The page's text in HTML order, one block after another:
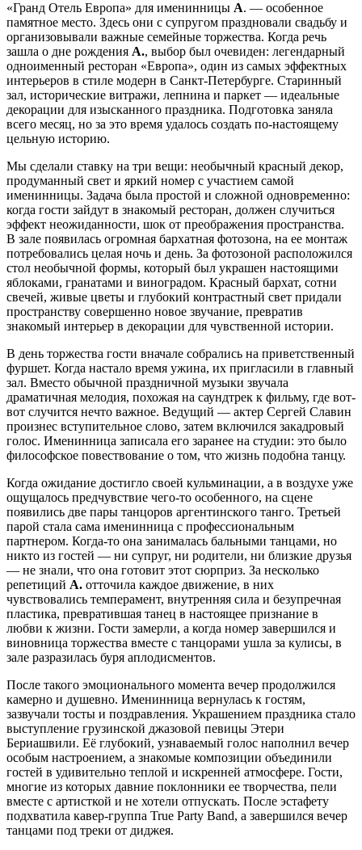
«Гранд Отель Европа» для именинницы А. — особенное
памятное место. Здесь они с супругом праздновали свадьбу и
организовывали важные семейные торжества. Когда речь
зашла о дне рождения А., выбор был очевиден: легендарный
одноименный ресторан «Европа», один из самых эффектных
интерьеров в стиле модерн в Санкт-Петербурге. Старинный
зал, исторические витражи, лепнина и паркет — идеальные
декорации для изысканного праздника. Подготовка заняла
всего месяц, но за это время удалось создать по-настоящему
цельную историю.
Мы сделали ставку на три вещи: необычный красный декор,
продуманный свет и яркий номер с участием самой
именинницы. Задача была простой и сложной одновременно:
когда гости зайдут в знакомый ресторан, должен случиться
эффект неожиданности, шок от преображения пространства.
В зале появилась огромная бархатная фотозона, на ее монтаж
потребовались целая ночь и день. За фотозоной расположился
стол необычной формы, который был украшен настоящими
яблоками, гранатами и виноградом. Красный бархат, сотни
свечей, живые цветы и глубокий контрастный свет придали
пространству совершенно новое звучание, превратив
знакомый интерьер в декорации для чувственной истории.
В день торжества гости вначале собрались на приветственный
фуршет. Когда настало время ужина, их пригласили в главный
зал. Вместо обычной праздничной музыки звучала
драматичная мелодия, похожая на саундтрек к фильму, где вот-
вот случится нечто важное. Ведущий — актер Сергей Славин
произнес вступительное слово, затем включился закадровый
голос. Именинница записала его заранее на студии: это было
философское повествование о том, что жизнь подобна танцу.
Когда ожидание достигло своей кульминации, а в воздухе уже
ощущалось предчувствие чего-то особенного, на сцене
появились две пары танцоров аргентинского танго. Третьей
парой стала сама именинница с профессиональным
партнером. Когда-то она занималась бальными танцами, но
никто из гостей — ни супруг, ни родители, ни близкие друзья
— не знали, что она готовит этот сюрприз. За несколько
репетиций А. отточила каждое движение, в них
чувствовались темперамент, внутренняя сила и безупречная
пластика, превратившая танец в настоящее признание в
любви к жизни. Гости замерли, а когда номер завершился и
виновница торжества вместе с танцорами ушла за кулисы, в
зале разразилась буря аплодисментов.
После такого эмоционального момента вечер продолжился
камерно и душевно. Именинница вернулась к гостям,
зазвучали тосты и поздравления. Украшением праздника стало
выступление грузинской джазовой певицы Этери
Бериашвили. Её глубокий, узнаваемый голос наполнил вечер
особым настроением, а знакомые композиции объединили
гостей в удивительно теплой и искренней атмосфере. Гости,
многие из которых давние поклонники ее творчества, пели
вместе с артисткой и не хотели отпускать. После эстафету
подхватила кавер-группа True Party Band, а завершился вечер
танцами под треки от диджея.